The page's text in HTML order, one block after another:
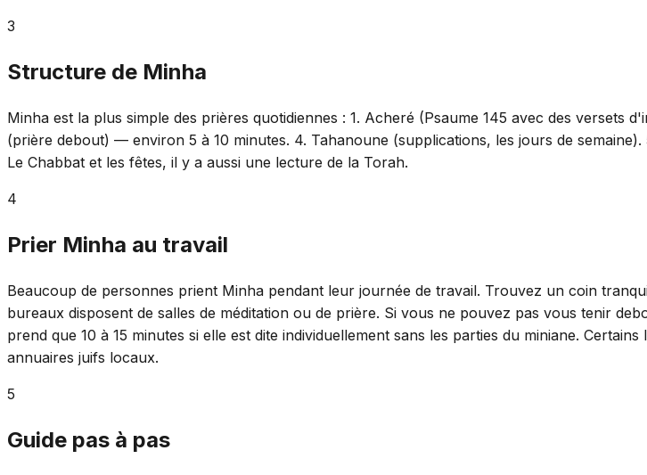
3
Structure de Minha
Minha est la plus simple des prières quotidiennes : 1. Acheré (Psaume 145 avec des versets
(prière debout) — environ 5 à 10 minutes. 4. Tahanoune (supplications, les jours de
Le Chabbat et les fêtes, il y a aussi une lecture de la Torah.
4
Prier Minha au travail
Beaucoup de personnes prient Minha pendant leur journée de travail. Trouvez un coin
bureaux disposent de salles de méditation ou de prière. Si vous ne pouvez pas vous tenir
prend que 10 à 15 minutes si elle est dite individuellement sans les parties du miniane.
annuaires juifs locaux.
5
Guide pas à pas